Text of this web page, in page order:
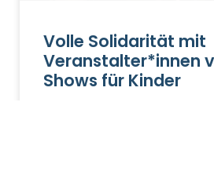
Volle Solidarität mit
Veranstalter*innen
Shows für Kinder